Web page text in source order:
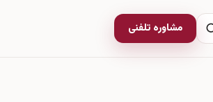
مشاوره تلفنی